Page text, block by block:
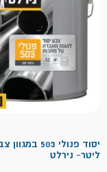
ליטר- נירלט